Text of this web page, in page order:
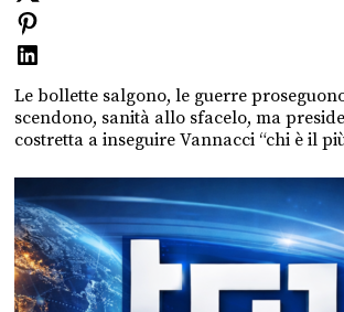
Le bollette salgono, le guerre
scendono, sanità allo sfacelo, ma
costretta a inseguire Vannacci “chi è il